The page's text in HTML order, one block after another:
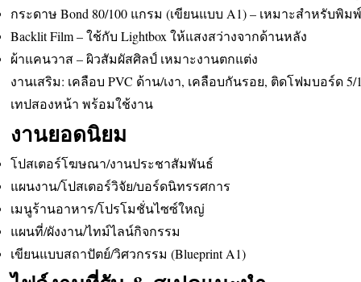
กระดาษ Bond 80/100 แกรม (เขียนแบบ A1) – เหมาะสำหรับพิ
Backlit Film – ใช้กับ Lightbox ให้แสงสว่างจากด้านหลัง
ผ้าแคนวาส – ผิวสัมผัสศิลป์ เหมาะงานตกแต่ง
งานเสริม: เคลือบ PVC ด้าน/เงา, เคลือบกันรอย, ติดโฟมบอร์ด
เทปสองหน้า พร้อมใช้งาน
งานยอดนิยม
โปสเตอร์โฆษณา/งานประชาสัมพันธ์
แผนงาน/โปสเตอร์วิจัย/บอร์ดนิทรรศการ
เมนูร้านอาหาร/โปรโมชั่นไซซ์ใหญ่
แผนที่/ผังงาน/ไทม์ไลน์กิจกรรม
เขียนแบบสถาปัตย์/วิศวกรรม (Blueprint A1)